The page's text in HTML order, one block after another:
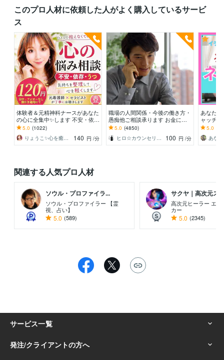
このプロ人材に依頼した人がよく購入しているサービ
ス
体験者＆元精神科ナースがあなた
の心に全集中✨します 不安・依
存・うつ【心の悩み】モヤモヤや
不安を整理したい方へ♡
5.0 (1022)
りょうこ✨心を癒し現実を動かすセラピスト
140 円 /分
職場の人間関係・今後の働き方・
愚痴他ご相談承ります お金に関
する悩み・転職・職場の悩みなど
お伺い致します
5.0 (4850)
ヒロ☆カウンセリング＆コンサルティング
100 円 /分
あなた
ャッチ⭐
不満/上
❤️の部屋
5.0
関連する人気プロ人材
ソウル・プロファイラ...
ソウル・プロファイラー 【霊
視、占い】
5.0 (589)
サクヤ｜高次元ス
高次元ヒーラー エネ
カー
5.0 (2345)